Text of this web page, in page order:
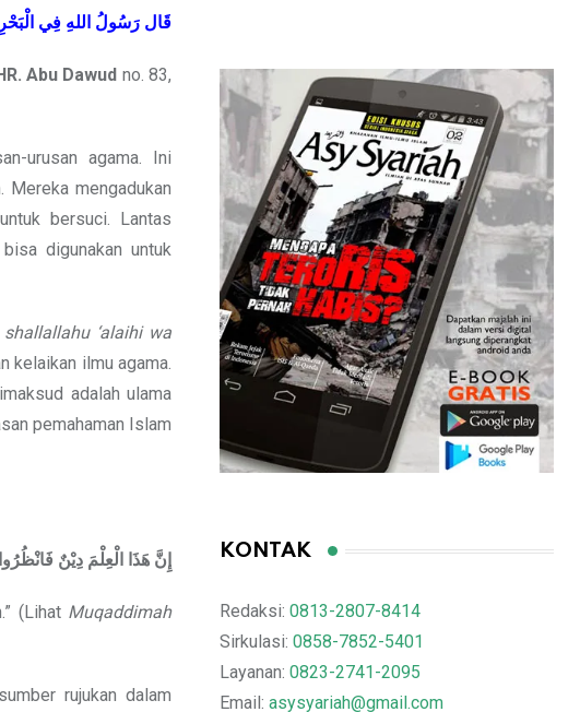
قَال رَسُولُ اللهِ فِي الْبَحْرِ
Abu Dawud no. 83,
urusan agama. Ini
Mereka mengadukan
bersuci. Lantas
digunakan untuk
shallallahu ‘alaihi wa
kelaikan ilmu agama.
adalah ulama
pemahaman Islam
إِنَّ هَذَا الْعِلْمَ دِيْنٌ فَانْظُرُوا
(Lihat Muqaddimah
rujukan dalam
KONTAK
Redaksi: 0813-2807-8414
Sirkulasi: 0858-7852-5401
Layanan: 0823-2741-2095
Email: asysyariah@gmail.com